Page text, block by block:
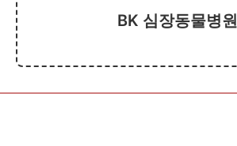
BK 심장동물병원